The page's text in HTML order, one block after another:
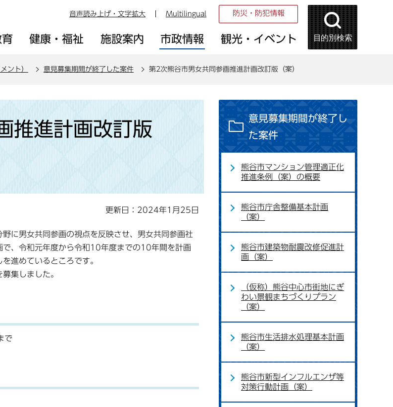
音声読み上げ・文字拡大 Multilingual 防災・防犯情報
健康・福祉 施設案内 市政情報 観光・イベント 目的別検索
ント） 意見募集期間が終了した案件 第2次熊谷市男女共同参画推進計画改訂版（案）
推進計画改訂版
更新日：2024年1月25日
に男女共同参画の視点を反映させ、男女共同参画社
、令和元年度から令和10年度までの10年間を計画
進めているところです。
集しました。
で
意見募集期間が終了し
た案件
熊谷市マンション管理適正化
推進条例（案）の概要
熊谷市庁舎整備基本計画
（案）
熊谷市建築物耐震改修促進計
画（案）
（仮称）熊谷中心市街地にぎ
わい景観まちづくりプラン
（案）
熊谷市生活排水処理基本計画
（案）
熊谷市新型インフルエンザ等
対策行動計画（案）